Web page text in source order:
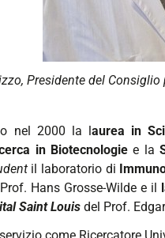
Presidente del
nel 2000 la laurea in
in Biotecnologiee la
il laboratorio di
Hans Grosse-Wilde e il
Saint Louis del Prof.